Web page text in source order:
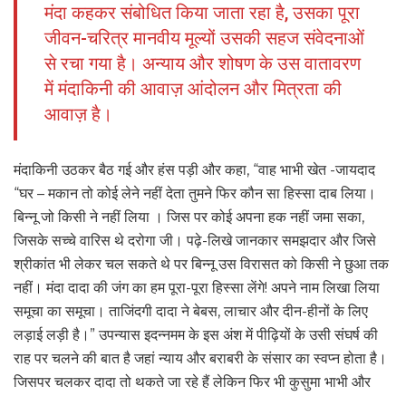
मंदा कहकर संबोधित किया जाता रहा है, उसका पूरा
जीवन-चरित्र मानवीय मूल्यों उसकी सहज संवेदनाओं
से रचा गया है। अन्याय और शोषण के उस वातावरण
में मंदाकिनी की आवाज़ आंदोलन और मित्रता की
आवाज़ है।
मंदाकिनी उठकर बैठ गई और हंस पड़ी और कहा, “वाह भाभी खेत -जायदाद
“घर – मकान तो कोई लेने नहीं देता तुमने फिर कौन सा हिस्सा दाब लिया।
बिन्नू जो किसी ने नहीं लिया । जिस पर कोई अपना हक नहीं जमा सका,
जिसके सच्चे वारिस थे दरोगा जी। पढ़े-लिखे जानकार समझदार और जिसे
श्रीकांत भी लेकर चल सकते थे पर बिन्नू उस विरासत को किसी ने छुआ तक
नहीं। मंदा दादा की जंग का हम पूरा-पूरा हिस्सा लेंगे! अपने नाम लिखा लिया
समूचा का समूचा। ताजिंदगी दादा ने बेबस, लाचार और दीन-हीनों के लिए
लड़ाई लड़ी है।” उपन्यास इदन्नमम के इस अंश में पीढ़ियों के उसी संघर्ष की
राह पर चलने की बात है जहां न्याय और बराबरी के संसार का स्वप्न होता है।
जिसपर चलकर दादा तो थकते जा रहे हैं लेकिन फिर भी कुसुमा भाभी और